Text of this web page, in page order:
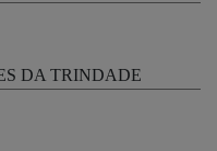
DA TRINDADE